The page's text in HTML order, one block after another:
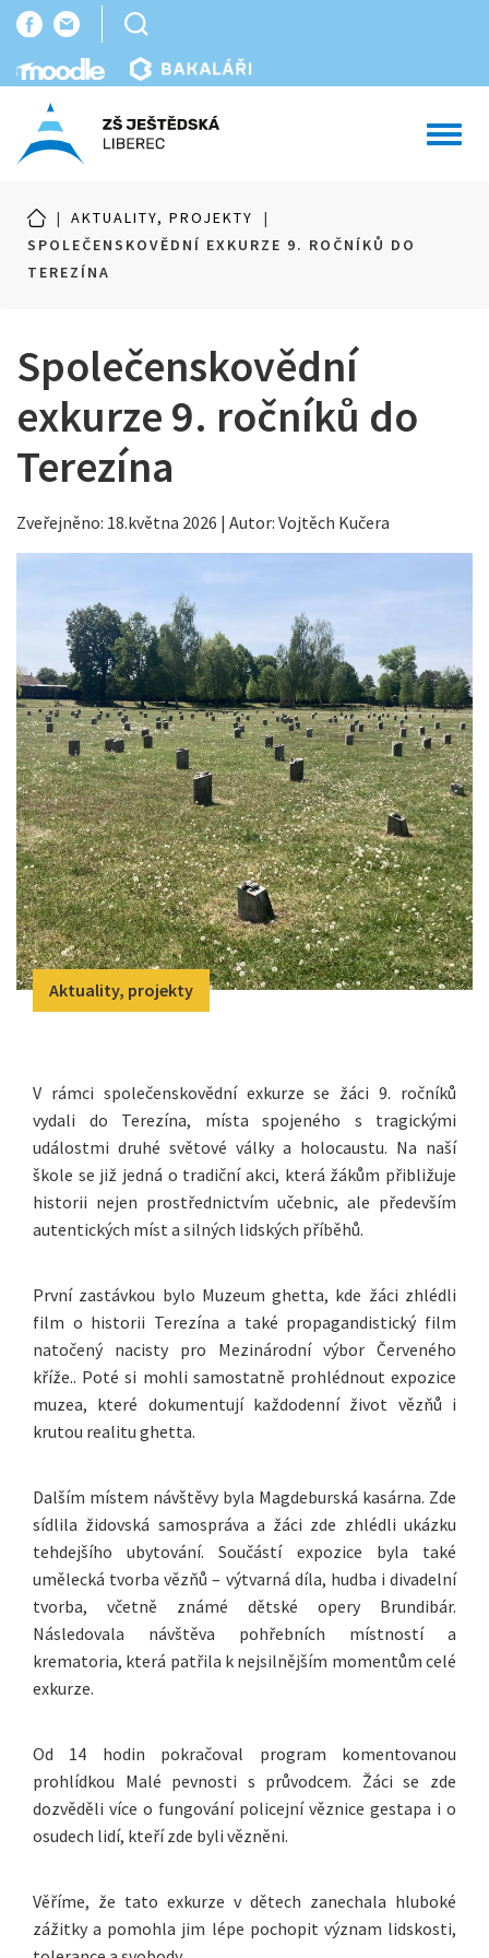
| AKTUALITY, PROJEKTY
|
SPOLEČENSKOVĚDNÍ EXKURZE 9. ROČNÍKŮ DO
TEREZÍNA
Společenskovědní
exkurze 9. ročníků do
Terezína
Zveřejněno: 18.května 2026 | Autor: Vojtěch Kučera
Aktuality, projekty
V rámci společenskovědní exkurze se žáci 9. ročníků
vydali do Terezína, místa spojeného s tragickými
událostmi druhé světové války a holocaustu. Na naší
škole se již jedná o tradiční akci, která žákům přibližuje
historii nejen prostřednictvím učebnic, ale především
autentických míst a silných lidských příběhů.
První zastávkou bylo Muzeum ghetta, kde žáci zhlédli
film o historii Terezína a také propagandistický film
natočený nacisty pro Mezinárodní výbor Červeného
kříže.. Poté si mohli samostatně prohlédnout expozice
muzea, které dokumentují každodenní život vězňů i
krutou realitu ghetta.
Dalším místem návštěvy byla Magdeburská kasárna. Zde
sídlila židovská samospráva a žáci zde zhlédli ukázku
tehdejšího ubytování. Součástí expozice byla také
umělecká tvorba vězňů – výtvarná díla, hudba i divadelní
tvorba, včetně známé dětské opery Brundibár.
Následovala návštěva pohřebních místností a
krematoria, která patřila k nejsilnějším momentům celé
exkurze.
Od 14 hodin pokračoval program komentovanou
prohlídkou Malé pevnosti s průvodcem. Žáci se zde
dozvěděli více o fungování policejní věznice gestapa i o
osudech lidí, kteří zde byli vězněni.
Věříme, že tato exkurze v dětech zanechala hluboké
zážitky a pomohla jim lépe pochopit význam lidskosti,